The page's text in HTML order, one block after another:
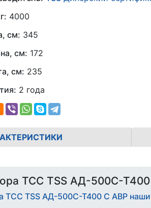
4000
см: 345
см: 172
см: 235
2 года
ТСС TSS АД-500С-
ТСС TSS АД-500С-Т400 С АВР